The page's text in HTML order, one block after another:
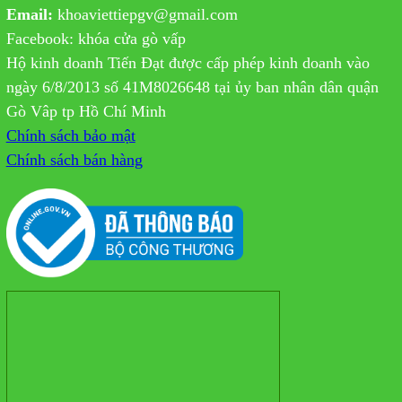
Email: khoaviettiepgv@gmail.com
Facebook: khóa cửa gò vấp
Hộ kinh doanh Tiến Đạt được cấp phép kinh doanh vào
ngày 6/8/2013 số 41M8026648 tại ủy ban nhân dân quận
Gò Vâp tp Hồ Chí Minh
Chính sách bảo mật
Chính sách bán hàng